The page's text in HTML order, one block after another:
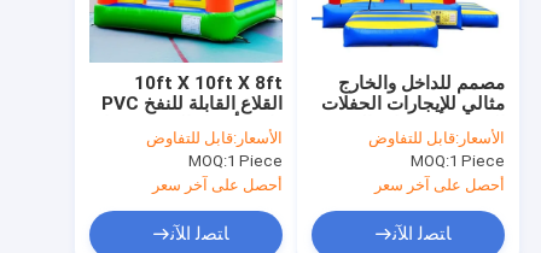
10ft X 10ft X 8ft
القلاع القابلة للنفخ PVC
دائمة أو بناء الفينيل شعار
مخصص يمكن طباعتها
مثالية للأحداث العائلية
الأسعار:قابل للتفاوض
MOQ:1 Piece
أحصل على آخر سعر
ﺎﺘﺼﻟ ﺍﻶﻧ
مصمم للداخل والخارج
مثالي للإيجارات الحفلات
الترفيه ومنتزهات الترفيه
الأسعار:قابل للتفاوض
MOQ:1 Piece
أحصل على آخر سعر
ﺎﺘﺼﻟ ﺍﻶﻧ